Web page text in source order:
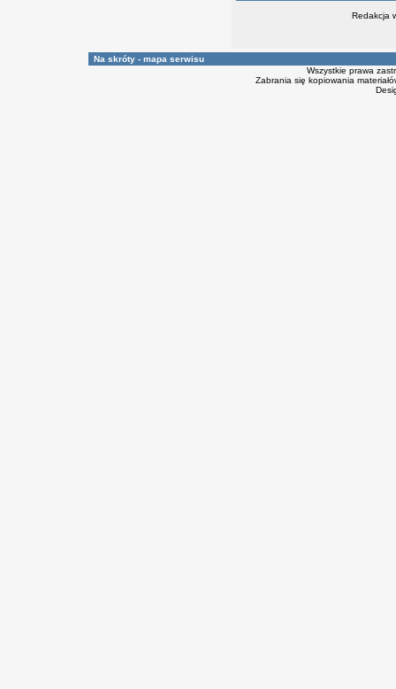
Redakcja
Na skróty - mapa serwisu
Wszystkie prawa
Zabrania się kopiowania